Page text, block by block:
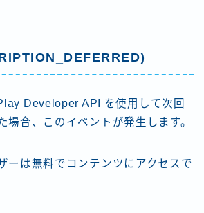
Developer API を使用して次回
場合、このイベントが発生します。
ーは無料でコンテンツにアクセスで